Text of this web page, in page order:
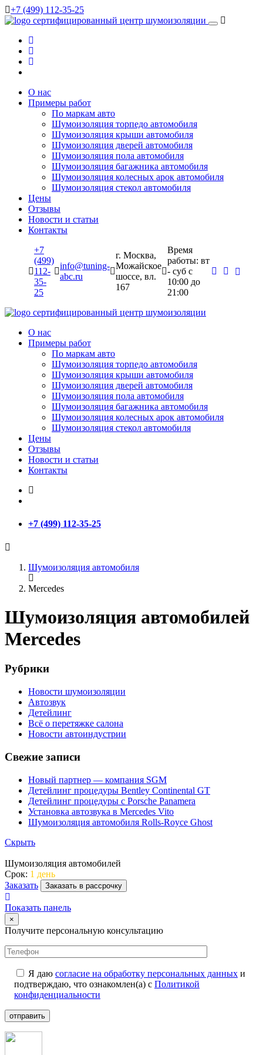
+7 (499) 112-35-25
сертифицированный центр шумоизоляции
О нас
Примеры работ
По маркам авто
Шумоизоляция торпедо автомобиля
Шумоизоляция крыши автомобиля
Шумоизоляция дверей автомобиля
Шумоизоляция пола автомобиля
Шумоизоляция багажника автомобиля
Шумоизоляция колесных арок автомобиля
Шумоизоляция стекол автомобиля
Цены
Отзывы
Новости и статьи
Контакты
+7
(499)
112-
35-
25
info@tuning-
abc.ru
г. Москва,
Можайское
шоссе, вл.
167
Время
работы: вт
- суб c
10:00 до
21:00
сертифицированный центр шумоизоляции
О нас
Примеры работ
По маркам авто
Шумоизоляция торпедо автомобиля
Шумоизоляция крыши автомобиля
Шумоизоляция дверей автомобиля
Шумоизоляция пола автомобиля
Шумоизоляция багажника автомобиля
Шумоизоляция колесных арок автомобиля
Шумоизоляция стекол автомобиля
Цены
Отзывы
Новости и статьи
Контакты
+7 (499) 112-35-25
Шумоизоляция автомобиля
Mercedes
Шумоизоляция автомобилей
Mercedes
Рубрики
Новости шумоизоляции
Автозвук
Детейлинг
Всё о перетяжке салона
Новости автоиндустрии
Свежие записи
Новый партнер — компания SGM
Детейлинг процедуры Bentley Continental GT
Детейлинг процедуры с Porsche Panamera
Установка автозвука в Mercedes Vito
Шумоизоляция автомобиля Rolls-Royce Ghost
Скрыть
Шумоизоляция автомобилей
Срок: 1 день
Заказать
Заказать в рассрочку
Показать панель
×
Получите персональную консультацию
Я даю согласие на обработку персональных данных и
подтверждаю, что ознакомлен(а) с Политикой
конфиденциальности
отправить